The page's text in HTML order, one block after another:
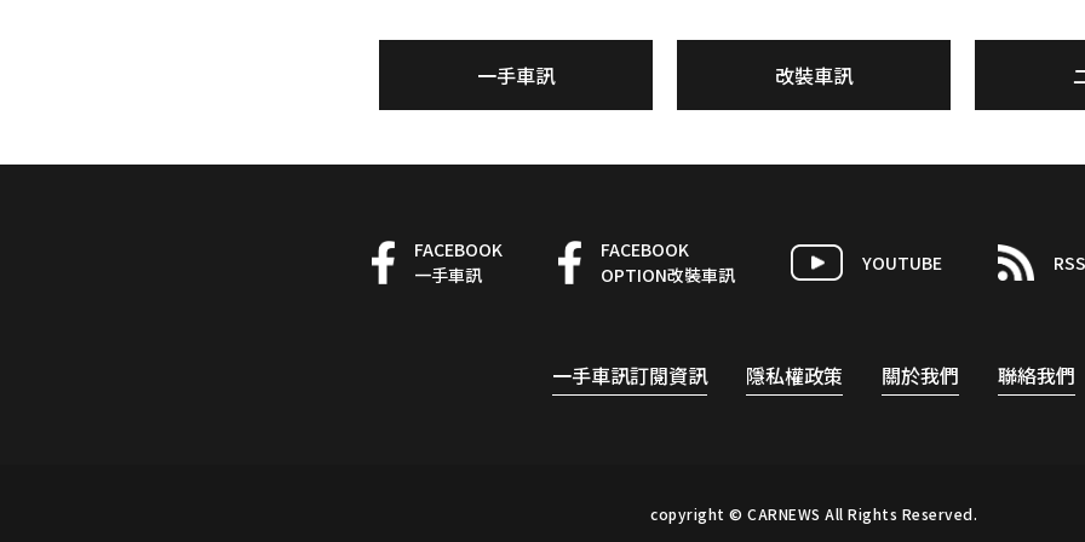
一手車訊 改裝車訊
FACEBOOK
一手車訊
FACEBOOK
OPTION改裝車訊
YOUTUBE RSS
一手車訊訂閱資訊 隱私權政策 關於我們 聯絡我們
copyright © CARNEWS All Rights Reserved.